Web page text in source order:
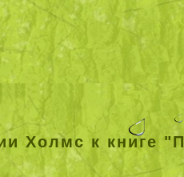
Холмс к книге